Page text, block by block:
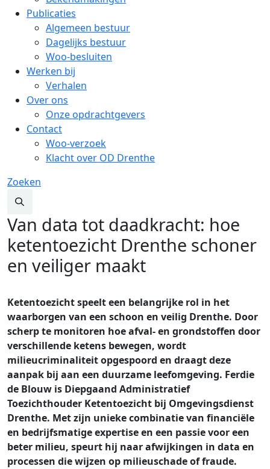
Publicaties
Algemeen bestuur
Dagelijks bestuur
Woo-besluiten
Werken bij
Verhalen
Over ons
Onze opdrachtgevers
Contact
Woo-verzoek
Klacht over OD Drenthe
Zoeken
Van data tot daadkracht: hoe
ketentoezicht Drenthe schoner
en veiliger maakt
Ketentoezicht speelt een belangrijke rol in het
waarborgen van een schoon en veilig Drenthe. Door
scherp te monitoren hoe afval- en grondstoffen door
verschillende ketens bewegen, wordt
milieucriminaliteit opgespoord en draagt deze
aanpak bij aan een duurzame leefomgeving. Ferdie
de Blouw is Diepgaand Administratief
Toezichthouder Ketentoezicht bij Omgevingsdienst
Drenthe. Met zijn unieke combinatie van financiële
en bedrijfsmatige expertise en een passie voor een
beter milieu, speurt hij naar afwijkingen in data en
processen die wijzen op milieuschade of fraude.